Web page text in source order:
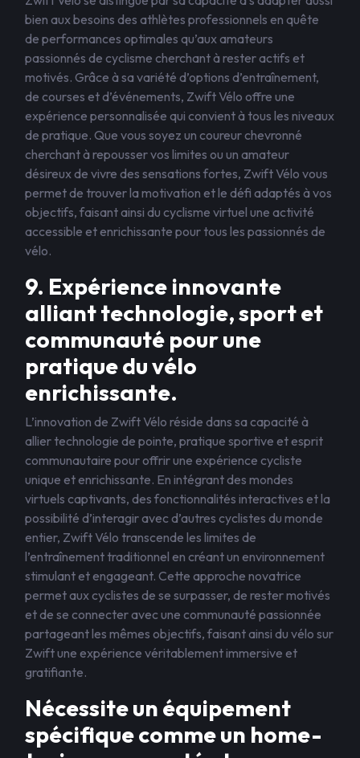
bien aux besoins des athlètes professionnels en quête
de performances optimales qu’aux amateurs
passionnés de cyclisme cherchant à rester actifs et
motivés. Grâce à sa variété d’options d’entraînement,
de courses et d’événements, Zwift Vélo offre une
expérience personnalisée qui convient à tous les niveaux
de pratique. Que vous soyez un coureur chevronné
cherchant à repousser vos limites ou un amateur
désireux de vivre des sensations fortes, Zwift Vélo vous
permet de trouver la motivation et le défi adaptés à vos
objectifs, faisant ainsi du cyclisme virtuel une activité
accessible et enrichissante pour tous les passionnés de
vélo.
9. Expérience innovante
alliant technologie, sport et
communauté pour une
pratique du vélo
enrichissante.
L’innovation de Zwift Vélo réside dans sa capacité à
allier technologie de pointe, pratique sportive et esprit
communautaire pour offrir une expérience cycliste
unique et enrichissante. En intégrant des mondes
virtuels captivants, des fonctionnalités interactives et la
possibilité d’interagir avec d’autres cyclistes du monde
entier, Zwift Vélo transcende les limites de
l’entraînement traditionnel en créant un environnement
stimulant et engageant. Cette approche novatrice
permet aux cyclistes de se surpasser, de rester motivés
et de se connecter avec une communauté passionnée
partageant les mêmes objectifs, faisant ainsi du vélo sur
Zwift une expérience véritablement immersive et
gratifiante.
Nécessite un équipement
spécifique comme un home-